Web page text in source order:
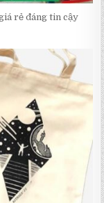
rẻ đáng tin cậy